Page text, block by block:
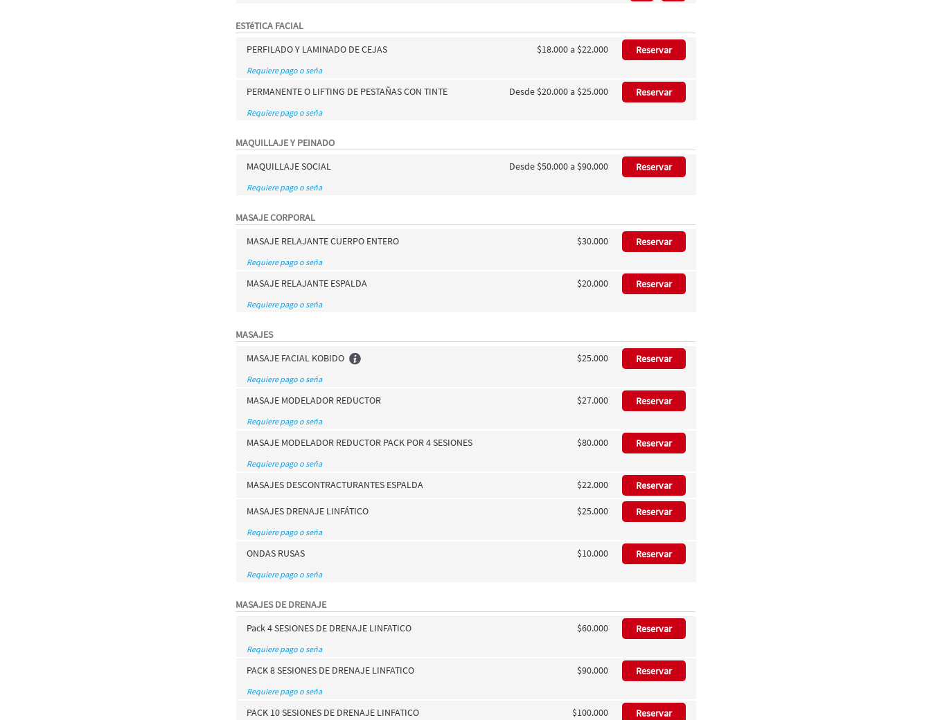
ESTéTICA FACIAL
PERFILADO Y LAMINADO DE CEJAS
$18.000 a $22.000 Reservar
Requiere pago o seña
PERMANENTE O LIFTING DE PESTAÑAS CON TINTE Desde $20.000 a $25.000 Reservar
Requiere pago o seña
MAQUILLAJE Y PEINADO
MAQUILLAJE SOCIAL
Desde $50.000 a $90.000 Reservar
Requiere pago o seña
MASAJE CORPORAL
MASAJE RELAJANTE CUERPO ENTERO
$30.000 Reservar
Requiere pago o seña
MASAJE RELAJANTE ESPALDA $20.000 Reservar
Requiere pago o seña
MASAJES
MASAJE FACIAL KOBIDO
$25.000 Reservar
Requiere pago o seña
MASAJE MODELADOR REDUCTOR $27.000 Reservar
Requiere pago o seña
MASAJE MODELADOR REDUCTOR PACK POR 4 SESIONES $80.000 Reservar
Requiere pago o seña
MASAJES DESCONTRACTURANTES ESPALDA $22.000 Reservar
MASAJES DRENAJE LINFÁTICO $25.000 Reservar
Requiere pago o seña
ONDAS RUSAS $10.000 Reservar
Requiere pago o seña
MASAJES DE DRENAJE
Pack 4 SESIONES DE DRENAJE LINFATICO
$60.000 Reservar
Requiere pago o seña
PACK 8 SESIONES DE DRENAJE LINFATICO $90.000 Reservar
Requiere pago o seña
PACK 10 SESIONES DE DRENAJE LINFATICO $100.000 Reservar